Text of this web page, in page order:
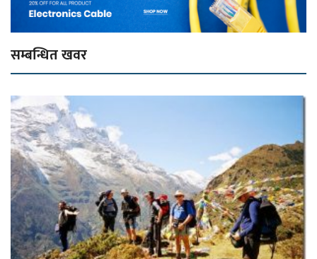
सम्बन्धित खवर